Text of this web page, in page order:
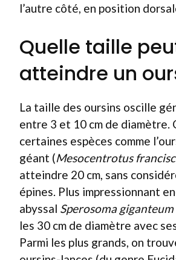
l’autre côté, en position
Quelle taille
atteindre un
La taille des oursins oscille
entre 3 et 10 cm de diamètre.
certaines espèces comme
géant (Mesocentrotus
atteindre 20 cm, sans
épines. Plus impressionnant
abyssal Sperosoma giganteum
les 30 cm de diamètre avec
Parmi les plus grands, on